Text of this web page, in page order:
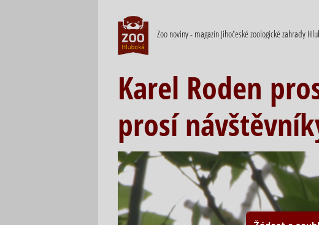
Zoo noviny - magazín Jihočeské zoologické zahrady
Karel Roden
prosí